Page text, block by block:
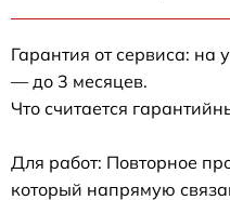
Гарантия от сервиса: на
— до 3 месяцев.
Что считается
Для работ: Повторное
который напрямую